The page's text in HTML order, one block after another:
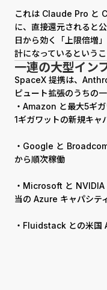
これは Claude Pro と
に、直接還元されると
日から効く「上限倍増
計になっているというこ
一連の大型イン
SpaceX 提携は、
ピュート拡張のうちの一
・Amazon と最大5ギ
1ギガワットの新規キャ
・Google と
から順次稼働
・Microsoft と NVIDIA
当の Azure キャパシテ
・Fluidstack との米国